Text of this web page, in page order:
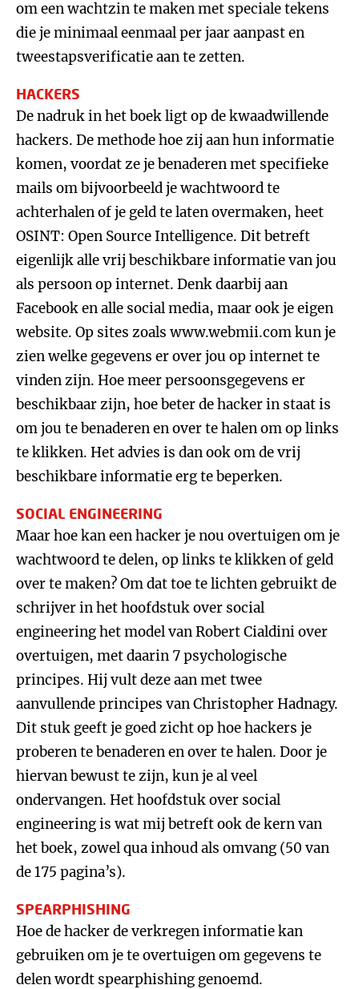
om een wachtzin te maken met speciale tekens
die je minimaal eenmaal per jaar aanpast en
tweestapsverificatie aan te zetten.
HACKERS
De nadruk in het boek ligt op de kwaadwillende
hackers. De methode hoe zij aan hun informatie
komen, voordat ze je benaderen met specifieke
mails om bijvoorbeeld je wachtwoord te
achterhalen of je geld te laten overmaken, heet
OSINT: Open Source Intelligence. Dit betreft
eigenlijk alle vrij beschikbare informatie van jou
als persoon op internet. Denk daarbij aan
Facebook en alle social media, maar ook je eigen
website. Op sites zoals www.webmii.com kun je
zien welke gegevens er over jou op internet te
vinden zijn. Hoe meer persoonsgegevens er
beschikbaar zijn, hoe beter de hacker in staat is
om jou te benaderen en over te halen om op links
te klikken. Het advies is dan ook om de vrij
beschikbare informatie erg te beperken.
SOCIAL ENGINEERING
Maar hoe kan een hacker je nou overtuigen om je
wachtwoord te delen, op links te klikken of geld
over te maken? Om dat toe te lichten gebruikt de
schrijver in het hoofdstuk over social
engineering het model van Robert Cialdini over
overtuigen, met daarin 7 psychologische
principes. Hij vult deze aan met twee
aanvullende principes van Christopher Hadnagy.
Dit stuk geeft je goed zicht op hoe hackers je
proberen te benaderen en over te halen. Door je
hiervan bewust te zijn, kun je al veel
ondervangen. Het hoofdstuk over social
engineering is wat mij betreft ook de kern van
het boek, zowel qua inhoud als omvang (50 van
de 175 pagina’s).
SPEARPHISHING
Hoe de hacker de verkregen informatie kan
gebruiken om je te overtuigen om gegevens te
delen wordt spearphishing genoemd.